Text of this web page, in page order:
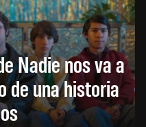
Nadie nos va a
de una historia